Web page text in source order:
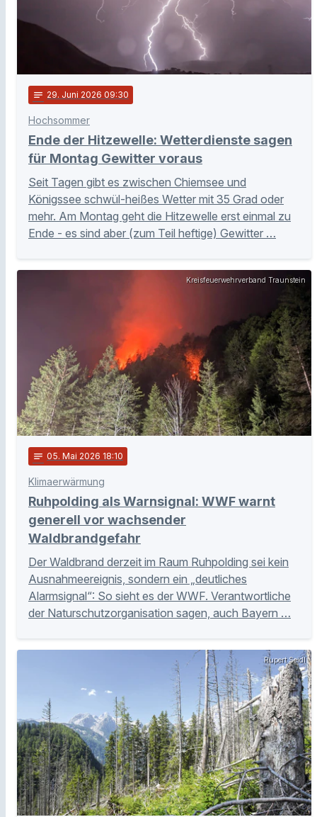
notes 29. Juni 2026 09:30
Hochsommer
Ende der Hitzewelle: Wetterdienste sagen
für Montag Gewitter voraus
Seit Tagen gibt es zwischen Chiemsee und
Königssee schwül-heißes Wetter mit 35 Grad oder
mehr. Am Montag geht die Hitzewelle erst einmal zu
Ende - es sind aber (zum Teil heftige) Gewitter …
Kreisfeuerwehrverband Traunstein
notes 05. Mai 2026 18:10
Klimaerwärmung
Ruhpolding als Warnsignal: WWF warnt
generell vor wachsender
Waldbrandgefahr
Der Waldbrand derzeit im Raum Ruhpolding sei kein
Ausnahmeereignis, sondern ein „deutliches
Alarmsignal“: So sieht es der WWF. Verantwortliche
der Naturschutzorganisation sagen, auch Bayern …
Rupert Seidl